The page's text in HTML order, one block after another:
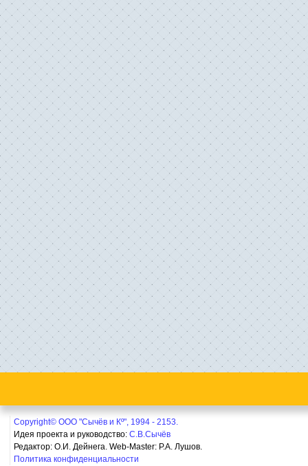
Copyright© ООО "Сычёв и Кº", 1994 - 2153.
Идея проекта и руководство: С.В.Сычёв
Редактор: О.И. Дейнега. Web-Master: Р.А. Лушов.
Политика конфиденциальности